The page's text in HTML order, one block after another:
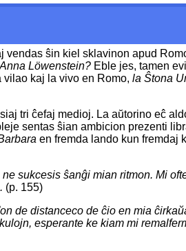
ŝin kiel sklavinon apud
Anna Löwenstein? Eble jes, tamen
vilao kaj la vivo en Romo,la Ŝtona
tri ĉefaj medioj. La aŭtorino eĉ
sentas ŝian ambicion prezenti
en fremda lando kun fremdaj
sukcesis ŝanĝi mian ritmon. Mi
(p. 155)
de distanceco de ĉio en mia
esperante ke kiam mi